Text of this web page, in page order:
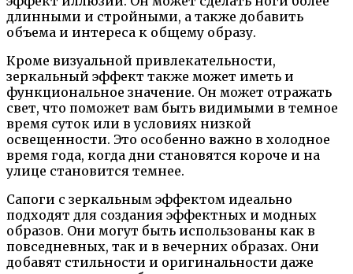
длинными и стройными, а также добавить
объема и интереса к общему образу.
Кроме визуальной привлекательности,
зеркальный эффект также может иметь и
функциональное значение. Он может отражать
свет, что поможет вам быть видимыми в темное
время суток или в условиях низкой
освещенности. Это особенно важно в холодное
время года, когда дни становятся короче и на
улице становится темнее.
Сапоги с зеркальным эффектом идеально
подходят для создания эффектных и модных
образов. Они могут быть использованы как в
повседневных, так и в вечерних образах. Они
добавят стильности и оригинальности даже